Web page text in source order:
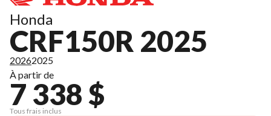
Honda
CRF150R 2025
20262025
À partir de
7 338 $
Tous frais inclus